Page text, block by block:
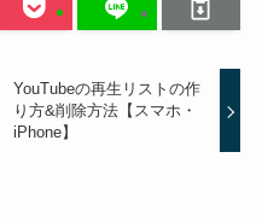
YouTubeの再生リストの作
り方&削除方法【スマホ・
iPhone】